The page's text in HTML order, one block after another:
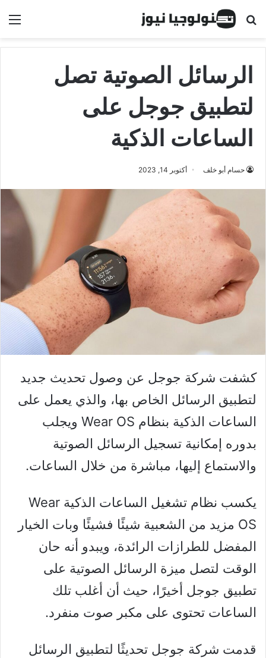
البحث عن
الرسائل الصوتية تصل
لتطبيق جوجل على
الساعات الذكية
حسام أبو خلف أكتوبر 14, 2023
كشفت شركة جوجل عن وصول تحديث جديد
لتطبيق الرسائل الخاص بها، والذي يعمل على
الساعات الذكية بنظام Wear OS ويجلب
بدوره إمكانية تسجيل الرسائل الصوتية
والاستماع إليها، مباشرة من خلال الساعات.
يكسب نظام تشغيل الساعات الذكية Wear
OS مزيد من الشعبية شيئًا فشيئًا وبات الخيار
المفضل للطرازات الرائدة، ويبدو أنه حان
الوقت لتصل ميزة الرسائل الصوتية على
تطبيق جوجل أخيرًا، حيث أن أغلب تلك
الساعات تحتوى على مكبر صوت منفرد.
قدمت شركة جوجل تحديثًا لتطبيق الرسائل